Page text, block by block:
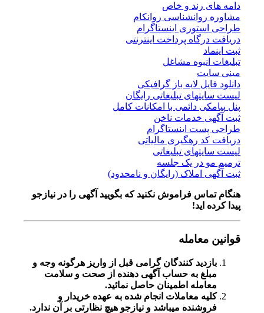
دامه های رند و خاص
مشاوره روانشناسی روانکام
طراحی استوری اینستاگرام
دریافت درگاه پرداخت اینترنتی
ثبت اینماد
تبلیغات انبوه مشاغل
مینی سایت
دانلود فایل لایه باز گرافیکی
لیست سایتهای تبلیغاتی رایگان
پنل پیامکی دائمی با امکانات کامل
ثبت آگهی خدمات ناخن
طراحی پست اینستاگرام
دریافت کد رهگیری مالیاتی
لیست سایتهای تبلیغاتی
ترمیم مو در یک جلسه
ثبت آگهی املاک (رایگان و نامحدود)
هنگام تماس فراموش نکنید که بگویید آگهی را در نیازجو
پیدا کرده اید!
قوانین معامله
بازدید کنندگان گرامی قبل از واریز هرگونه وجه و
مبلغ به حساب آگهی دهنده از صحت و سلامت
معامله اطمینان حاصل نمائید.
کلیه معاملات انجام شده به عهده خریدار و
فروشنده میباشد و نیازجو هیچ نظارتی بر آن ندارد.